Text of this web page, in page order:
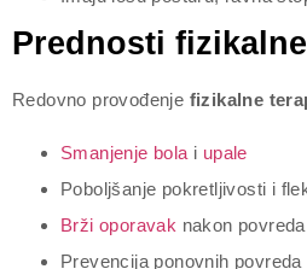
Prednosti
Redovno provođenje fizikalne
Smanjenje bola i upale
Poboljšanje pokretljivosti i
Brži oporavak nakon
Prevencija ponovnih povreda